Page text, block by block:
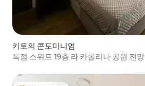
키토의 콘도미니엄
독점 스위트 19층 라 카롤리나 공원 전망